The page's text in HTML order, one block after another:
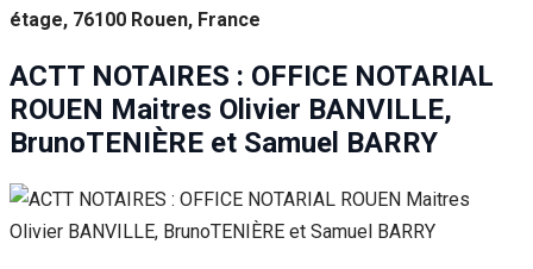
étage, 76100 Rouen, France
ACTT NOTAIRES : OFFICE NOTARIAL
ROUEN Maitres Olivier BANVILLE,
BrunoTENIÈRE et Samuel BARRY